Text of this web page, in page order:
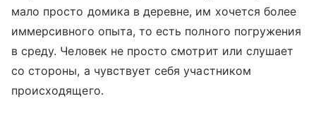
мало просто домика в деревне, им хочется более
иммерсивного опыта, то есть полного погружения
в среду. Человек не просто смотрит или слушает
со стороны, а чувствует себя участником
происходящего.